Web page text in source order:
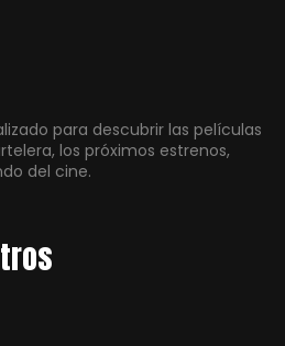
para descubrir las películas
los próximos estrenos,
del cine.